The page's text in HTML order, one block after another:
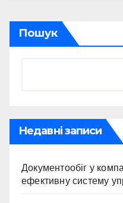
Пошук
Недавні записи
Документообіг у
ефективну систему